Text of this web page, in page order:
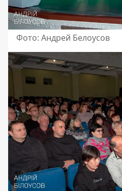
Фото: Андрей Белоусов